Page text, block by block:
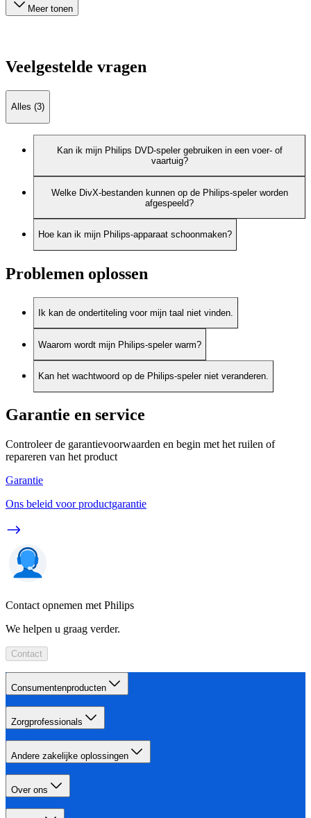
Meer tonen
Veelgestelde vragen
Alles (3)
Kan ik mijn Philips DVD-speler gebruiken in een voer- of
vaartuig?
Welke DivX-bestanden kunnen op de Philips-speler worden
afgespeeld?
Hoe kan ik mijn Philips-apparaat schoonmaken?
Problemen oplossen
Ik kan de ondertiteling voor mijn taal niet vinden.
Waarom wordt mijn Philips-speler warm?
Kan het wachtwoord op de Philips-speler niet veranderen.
Garantie en service
Controleer de garantievoorwaarden en begin met het ruilen of
repareren van het product
Garantie
Ons beleid voor productgarantie
Contact opnemen met Philips
We helpen u graag verder.
Contact
Consumentenproducten
Zorgprofessionals
Andere zakelijke oplossingen
Over ons